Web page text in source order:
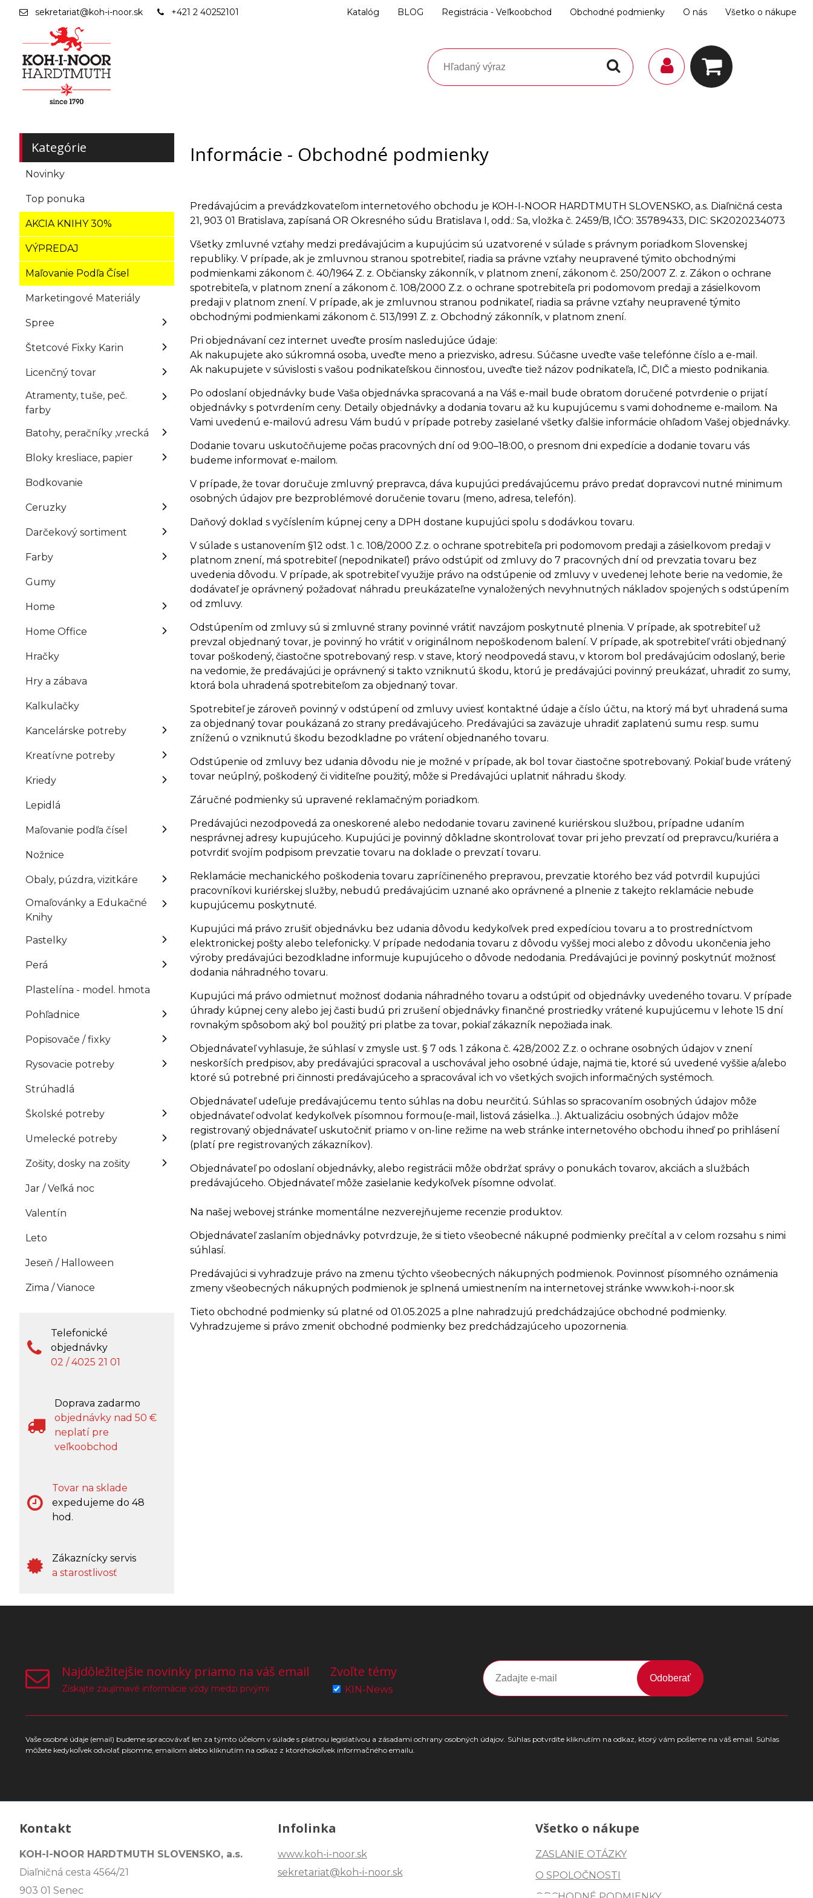
sekretariat@koh-i-noor.sk +421 2 40252101 Katalóg BLOG Registrácia - Veľkoobchod Obchodné podmienky O nás Všetko o nákupe
Informácie - Obchodné podmienky
Predávajúcim a prevádzkovateľom internetového obchodu je KOH-I-NOOR HARDTMUTH SLOVENSKO, a.s. Diaľničná cesta
21, 903 01 Bratislava, zapísaná OR Okresného súdu Bratislava I, odd.: Sa, vložka č. 2459/B, IČO: 35789433, DIC: SK2020234073
Všetky zmluvné vzťahy medzi predávajúcim a kupujúcim sú uzatvorené v súlade s právnym poriadkom Slovenskej
republiky. V prípade, ak je zmluvnou stranou spotrebiteľ, riadia sa právne vzťahy neupravené týmito obchodnými
podmienkami zákonom č. 40/1964 Z. z. Občiansky zákonník, v platnom znení, zákonom č. 250/2007 Z. z. Zákon o ochrane
spotrebiteľa, v platnom znení a zákonom č. 108/2000 Z.z. o ochrane spotrebiteľa pri podomovom predaji a zásielkovom
predaji v platnom znení. V prípade, ak je zmluvnou stranou podnikateľ, riadia sa právne vzťahy neupravené týmito
obchodnými podmienkami zákonom č. 513/1991 Z. z. Obchodný zákonník, v platnom znení.
Pri objednávaní cez internet uveďte prosím nasledujúce údaje:
Ak nakupujete ako súkromná osoba, uveďte meno a priezvisko, adresu. Súčasne uveďte vaše telefónne číslo a e-mail.
Ak nakupujete v súvislosti s vašou podnikateľskou činnosťou, uveďte tiež názov podnikateľa, IČ, DIČ a miesto podnikania.
Po odoslaní objednávky bude Vaša objednávka spracovaná a na Váš e-mail bude obratom doručené potvrdenie o prijatí
objednávky s potvrdením ceny. Detaily objednávky a dodania tovaru až ku kupujúcemu s vami dohodneme e-mailom. Na
Vami uvedenú e-mailovú adresu Vám budú v prípade potreby zasielané všetky ďalšie informácie ohľadom Vašej objednávky.
Dodanie tovaru uskutočňujeme počas pracovných dní od 9:00–18:00, o presnom dni expedície a dodanie tovaru vás
budeme informovať e-mailom.
V prípade, že tovar doručuje zmluvný prepravca, dáva kupujúci predávajúcemu právo predať dopravcovi nutné minimum
osobných údajov pre bezproblémové doručenie tovaru (meno, adresa, telefón).
Daňový doklad s vyčíslením kúpnej ceny a DPH dostane kupujúci spolu s dodávkou tovaru.
V súlade s ustanovením §12 odst. 1 c. 108/2000 Z.z. o ochrane spotrebiteľa pri podomovom predaji a zásielkovom predaji v
platnom znení, má spotrebiteľ (nepodnikateľ) právo odstúpiť od zmluvy do 7 pracovných dní od prevzatia tovaru bez
uvedenia dôvodu. V prípade, ak spotrebiteľ využije právo na odstúpenie od zmluvy v uvedenej lehote berie na vedomie, že
dodávateľ je oprávnený požadovať náhradu preukázateľne vynaložených nevyhnutných nákladov spojených s odstúpením
od zmluvy.
Odstúpením od zmluvy sú si zmluvné strany povinné vrátiť navzájom poskytnuté plnenia. V prípade, ak spotrebiteľ už
prevzal objednaný tovar, je povinný ho vrátiť v originálnom nepoškodenom balení. V prípade, ak spotrebiteľ vráti objednaný
tovar poškodený, čiastočne spotrebovaný resp. v stave, ktorý neodpovedá stavu, v ktorom bol predávajúcim odoslaný, berie
na vedomie, že predávajúci je oprávnený si takto vzniknutú škodu, ktorú je predávajúci povinný preukázať, uhradiť zo sumy,
ktorá bola uhradená spotrebiteľom za objednaný tovar.
Spotrebiteľ je zároveň povinný v odstúpení od zmluvy uviesť kontaktné údaje a číslo účtu, na ktorý má byť uhradená suma
za objednaný tovar poukázaná zo strany predávajúceho. Predávajúci sa zaväzuje uhradiť zaplatenú sumu resp. sumu
zníženú o vzniknutú škodu bezodkladne po vrátení objednaného tovaru.
Odstúpenie od zmluvy bez udania dôvodu nie je možné v prípade, ak bol tovar čiastočne spotrebovaný. Pokiaľ bude vrátený
tovar neúplný, poškodený či viditeľne použitý, môže si Predávajúci uplatniť náhradu škody.
Záručné podmienky sú upravené reklamačným poriadkom.
Predávajúci nezodpovedá za oneskorené alebo nedodanie tovaru zavinené kuriérskou službou, prípadne udaním
nesprávnej adresy kupujúceho. Kupujúci je povinný dôkladne skontrolovať tovar pri jeho prevzatí od prepravcu/kuriéra a
potvrdiť svojím podpisom prevzatie tovaru na doklade o prevzatí tovaru.
Reklamácie mechanického poškodenia tovaru zapríčineného prepravou, prevzatie ktorého bez vád potvrdil kupujúci
pracovníkovi kuriérskej služby, nebudú predávajúcim uznané ako oprávnené a plnenie z takejto reklamácie nebude
kupujúcemu poskytnuté.
Kupujúci má právo zrušiť objednávku bez udania dôvodu kedykoľvek pred expedíciou tovaru a to prostredníctvom
elektronickej pošty alebo telefonicky. V prípade nedodania tovaru z dôvodu vyššej moci alebo z dôvodu ukončenia jeho
výroby predávajúci bezodkladne informuje kupujúceho o dôvode nedodania. Predávajúci je povinný poskytnúť možnosť
dodania náhradného tovaru.
Kupujúci má právo odmietnuť možnosť dodania náhradného tovaru a odstúpiť od objednávky uvedeného tovaru. V prípade
úhrady kúpnej ceny alebo jej časti budú pri zrušení objednávky finančné prostriedky vrátené kupujúcemu v lehote 15 dní
rovnakým spôsobom aký bol použitý pri platbe za tovar, pokiaľ zákazník nepožiada inak.
Objednávateľ vyhlasuje, že súhlasí v zmysle ust. § 7 ods. 1 zákona č. 428/2002 Z.z. o ochrane osobných údajov v znení
neskorších predpisov, aby predávajúci spracoval a uschovával jeho osobné údaje, najmä tie, ktoré sú uvedené vyššie a/alebo
ktoré sú potrebné pri činnosti predávajúceho a spracovával ich vo všetkých svojich informačných systémoch.
Objednávateľ udeľuje predávajúcemu tento súhlas na dobu neurčitú. Súhlas so spracovaním osobných údajov môže
objednávateľ odvolať kedykoľvek písomnou formou(e-mail, listová zásielka…). Aktualizáciu osobných údajov môže
registrovaný objednávateľ uskutočniť priamo v on-line režime na web stránke internetového obchodu ihneď po prihlásení
(platí pre registrovaných zákazníkov).
Objednávateľ po odoslaní objednávky, alebo registrácii môže obdržať správy o ponukách tovarov, akciách a službách
predávajúceho. Objednávateľ môže zasielanie kedykoľvek písomne odvolať.
Na našej webovej stránke momentálne nezverejňujeme recenzie produktov.
Objednávateľ zaslaním objednávky potvrdzuje, že si tieto všeobecné nákupné podmienky prečítal a v celom rozsahu s nimi
súhlasí.
Predávajúci si vyhradzuje právo na zmenu týchto všeobecných nákupných podmienok. Povinnosť písomného oznámenia
zmeny všeobecných nákupných podmienok je splnená umiestnením na internetovej stránke www.koh-i-noor.sk
Tieto obchodné podmienky sú platné od 01.05.2025 a plne nahradzujú predchádzajúce obchodné podmienky.
Vyhradzujeme si právo zmeniť obchodné podmienky bez predchádzajúceho upozornenia.
Kategórie
Novinky
Top ponuka
AKCIA KNIHY 30%
VÝPREDAJ
Maľovanie Podľa Čísel
Marketingové Materiály
Spree
Štetcové Fixky Karin
Licenčný tovar
Atramenty, tuše, peč.
farby
Batohy, peračníky ,vrecká
Bloky kresliace, papier
Bodkovanie
Ceruzky
Darčekový sortiment
Farby
Gumy
Home
Home Office
Hračky
Hry a zábava
Kalkulačky
Kancelárske potreby
Kreatívne potreby
Kriedy
Lepidlá
Maľovanie podľa čísel
Nožnice
Obaly, púzdra, vizitkáre
Omaľovánky a Edukačné
Knihy
Pastelky
Perá
Plastelína - model. hmota
Pohľadnice
Popisovače / fixky
Rysovacie potreby
Strúhadlá
Školské potreby
Umelecké potreby
Zošity, dosky na zošity
Jar / Veľká noc
Valentín
Leto
Jeseň / Halloween
Zima / Vianoce
Telefonické
objednávky
02 / 4025 21 01
Doprava zadarmo
objednávky nad 50 €
neplatí pre
veľkoobchod
Tovar na sklade
expedujeme do 48
hod.
Zákaznícky servis
a starostlivosť
Najdôležitejšie novinky priamo na váš email
Získajte zaujímavé informácie vždy medzi prvými
Zvoľte témy
KIN-News
Odoberať
Vaše osobné údaje (email) budeme spracovávať len za týmto účelom v súlade s platnou legislatívou a zásadami ochrany osobných údajov. Súhlas potvrdíte kliknutím na odkaz, ktorý vám pošleme na váš email. Súhlas
môžete kedykoľvek odvolať písomne, emailom alebo kliknutím na odkaz z ktoréhokoľvek informačného emailu.
Kontakt
KOH-I-NOOR HARDTMUTH SLOVENSKO, a.s.
Diaľničná cesta 4564/21
903 01 Senec
Infolinka
www.koh-i-noor.sk
sekretariat@koh-i-noor.sk
Všetko o nákupe
ZASLANIE OTÁZKY
O SPOLOČNOSTI